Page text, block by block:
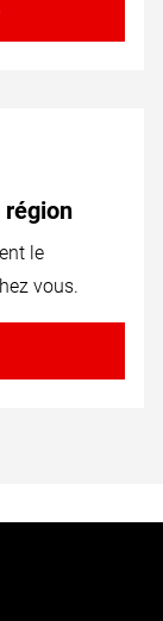
le
vous.